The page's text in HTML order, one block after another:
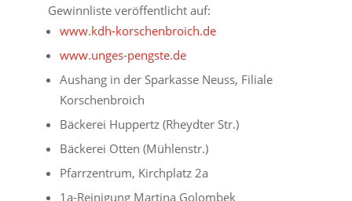
Gewinnliste veröffentlicht auf:
www.kdh-korschenbroich.de
www.unges-pengste.de
Aushang in der Sparkasse Neuss, Filiale
Korschenbroich
Bäckerei Huppertz (Rheydter Str.)
Bäckerei Otten (Mühlenstr.)
Pfarrzentrum, Kirchplatz 2a
1a-Reinigung Martina Golombek